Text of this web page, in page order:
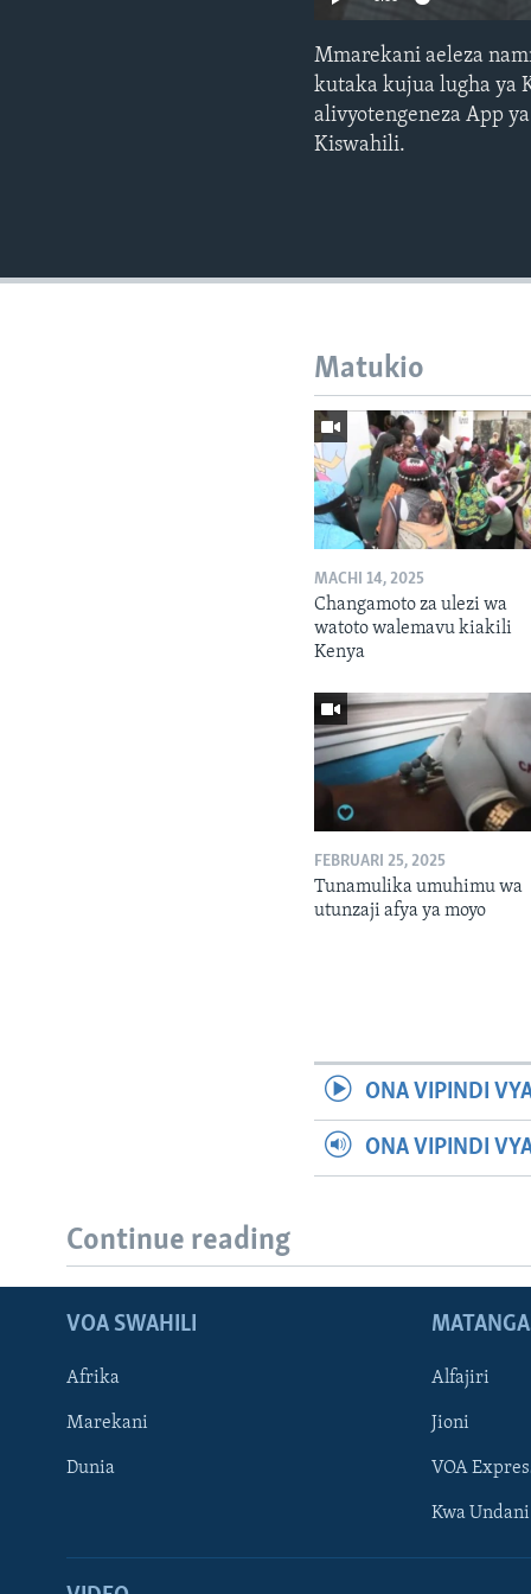
Mmarekani aeleza
kutaka kujua lugha ya
alivyotengeneza App
Kiswahili.
Matukio
MACHI 14, 2025
Changamoto za ulezi wa
watoto walemavu kiakili
Kenya
FEBRUARI 25, 2025
Tunamulika umuhimu wa
utunzaji afya ya moyo
ONA VIPINDI
ONA VIPINDI
Continue reading
VOA SWAHILI
Afrika
Marekani
Dunia
Alfajiri
Jioni
VOA
Kwa Undani